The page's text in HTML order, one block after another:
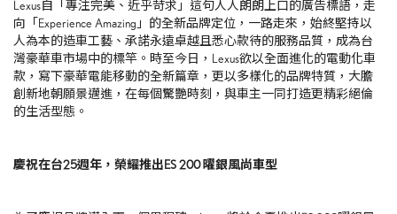
Lexus自「專注完美、近乎苛求」這句人人朗朗上口的廣告標語，走
向「 Experience Amazing 」的全新品牌定位，一路走來，始終堅持以
人為本的造車工藝、承諾永遠卓越且悉心款待的服務品質，成為台
灣豪華車市場中的標竿。時至今日， Lexus欲以全面進化的電動化車
款，寫下豪華電能移動的全新篇章，更以多樣化的品牌特質，大膽
創新地朝願景邁進，在每個驚艷時刻，與車主一同打造更精彩絕倫
的生活型態。
慶祝在台25週年，榮耀推出ES 200曜銀風尚車型